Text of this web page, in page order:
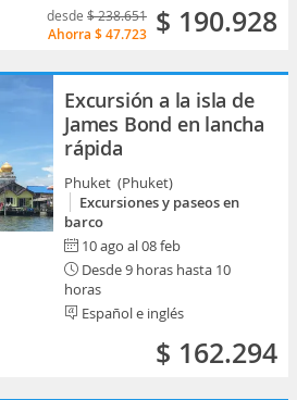
desde $ 238.651
Ahorra $ 47.723 $ 190.928
Excursión a la isla de
James Bond en lancha
rápida
Phuket (Phuket)
Excursiones y paseos en
barco
10 ago al 08 feb
Desde 9 horas hasta 10
horas
Español e inglés
$ 162.294